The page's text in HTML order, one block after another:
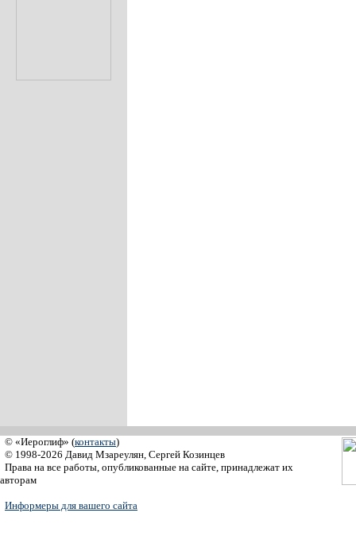
© «Иероглиф» (контакты)
© 1998-2026 Давид Мзареулян, Сергей Козинцев
Права на все работы, опубликованные на сайте, принадлежат их
авторам
Информеры для вашего сайта